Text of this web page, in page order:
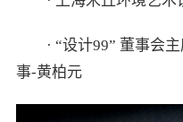
· “设计99” 董事会
事-黄柏元